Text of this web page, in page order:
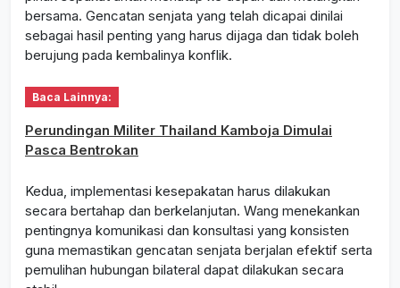
bersama. Gencatan senjata yang telah dicapai dinilai
sebagai hasil penting yang harus dijaga dan tidak boleh
berujung pada kembalinya konflik.
Baca Lainnya:
Perundingan Militer Thailand Kamboja Dimulai
Pasca Bentrokan
Kedua, implementasi kesepakatan harus dilakukan
secara bertahap dan berkelanjutan. Wang menekankan
pentingnya komunikasi dan konsultasi yang konsisten
guna memastikan gencatan senjata berjalan efektif serta
pemulihan hubungan bilateral dapat dilakukan secara